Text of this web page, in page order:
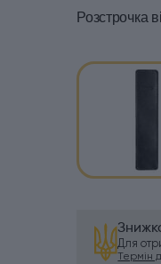
Розстрочка
Для
Термін